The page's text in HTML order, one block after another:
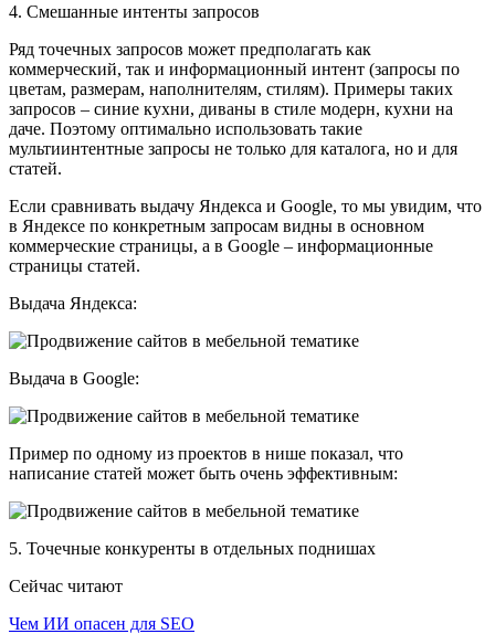
4. Смешанные интенты запросов
Ряд точечных запросов может предполагать как
коммерческий, так и информационный интент (запросы по
цветам, размерам, наполнителям, стилям). Примеры таких
запросов – синие кухни, диваны в стиле модерн, кухни на
даче. Поэтому оптимально использовать такие
мультиинтентные запросы не только для каталога, но и для
статей.
Если сравнивать выдачу Яндекса и Google, то мы увидим, что
в Яндексе по конкретным запросам видны в основном
коммерческие страницы, а в Google – информационные
страницы статей.
Выдача Яндекса:
Выдача в Google:
Пример по одному из проектов в нише показал, что
написание статей может быть очень эффективным:
5. Точечные конкуренты в отдельных поднишах
Сейчас читают
Чем ИИ опасен для SEO